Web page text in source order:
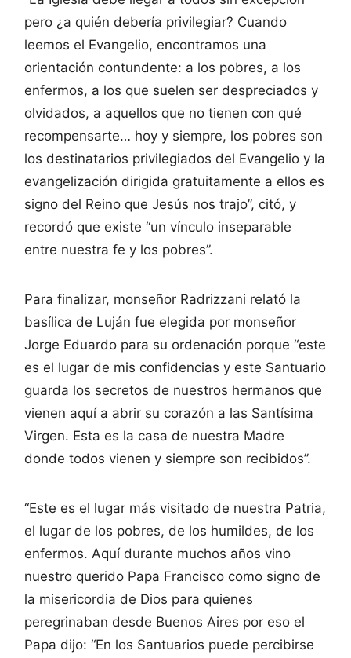
pero ¿a quién debería privilegiar? Cuando
leemos el Evangelio, encontramos una
orientación contundente: a los pobres, a los
enfermos, a los que suelen ser despreciados y
olvidados, a aquellos que no tienen con qué
recompensarte… hoy y siempre, los pobres son
los destinatarios privilegiados del Evangelio y la
evangelización dirigida gratuitamente a ellos es
signo del Reino que Jesús nos trajo”, citó, y
recordó que existe “un vínculo inseparable
entre nuestra fe y los pobres”.
Para finalizar, monseñor Radrizzani relató la
basílica de Luján fue elegida por monseñor
Jorge Eduardo para su ordenación porque “este
es el lugar de mis confidencias y este Santuario
guarda los secretos de nuestros hermanos que
vienen aquí a abrir su corazón a las Santísima
Virgen. Esta es la casa de nuestra Madre
donde todos vienen y siempre son recibidos”.
“Este es el lugar más visitado de nuestra Patria,
el lugar de los pobres, de los humildes, de los
enfermos. Aquí durante muchos años vino
nuestro querido Papa Francisco como signo de
la misericordia de Dios para quienes
peregrinaban desde Buenos Aires por eso el
Papa dijo: “En los Santuarios puede percibirse